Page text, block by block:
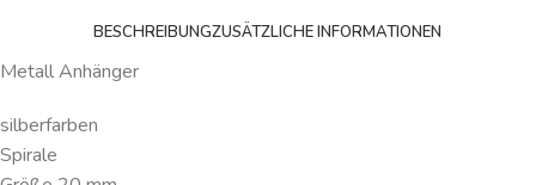
BESCHREIBUNGZUSÄTZLICHE INFORMATIONEN
Metall Anhänger
silberfarben
Spirale